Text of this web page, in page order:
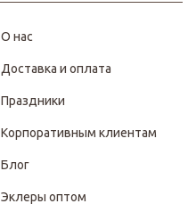
О нас
Доставка и оплата
Праздники
Корпоративным клиентам
Блог
Эклеры оптом